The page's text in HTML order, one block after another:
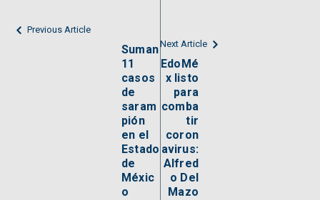
Previous Article
Suman
11
casos
de
saram
pión
en el
Estado
de
Méxic
o
Next Article
EdoMé
x listo
para
comba
tir
coron
avirus:
Alfred
o Del
Mazo